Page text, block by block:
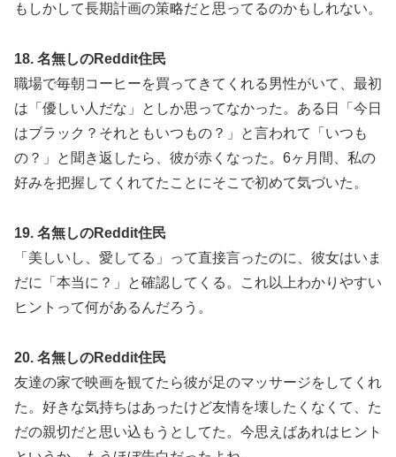
もしかして長期計画の策略だと思ってるのかもしれない。
18. 名無しのReddit住民
職場で毎朝コーヒーを買ってきてくれる男性がいて、最初
は「優しい人だな」としか思ってなかった。ある日「今日
はブラック？それともいつもの？」と言われて「いつも
の？」と聞き返したら、彼が赤くなった。6ヶ月間、私の
好みを把握してくれてたことにそこで初めて気づいた。
19. 名無しのReddit住民
「美しいし、愛してる」って直接言ったのに、彼女はいま
だに「本当に？」と確認してくる。これ以上わかりやすい
ヒントって何があるんだろう。
20. 名無しのReddit住民
友達の家で映画を観てたら彼が足のマッサージをしてくれ
た。好きな気持ちはあったけど友情を壊したくなくて、た
だの親切だと思い込もうとしてた。今思えばあれはヒント